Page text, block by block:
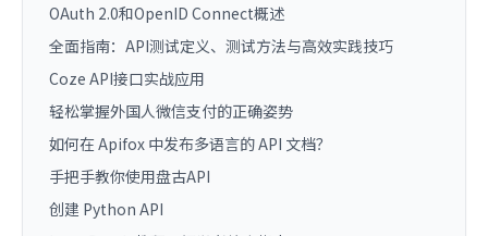
OAuth 2.0和OpenID Connect概述
全面指南：API测试定义、测试方法与高效实践技巧
Coze API接口实战应用
轻松掌握外国人微信支付的正确姿势
如何在 Apifox 中发布多语言的 API 文档？
手把手教你使用盘古API
创建 Python API